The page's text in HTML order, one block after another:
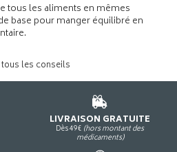
tous les aliments en mêmes
base pour manger équilibré en
les conseils
LIVRAISON GRATUITE
Dès 49€ (hors montant des
médicaments)